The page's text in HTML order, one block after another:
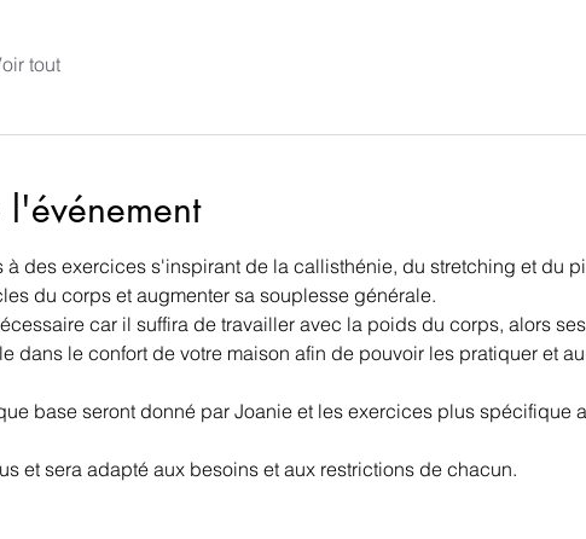
tout
à des exercices s'inspirant de la callisthénie, du stretching et du
du corps et augmenter sa souplesse générale.
car il suffira de travailler avec la poids du corps, alors
dans le confort de votre maison afin de pouvoir les pratiquer et
base seront donné par Joanie et les exercices plus spécifique
et sera adapté aux besoins et aux restrictions de chacun.